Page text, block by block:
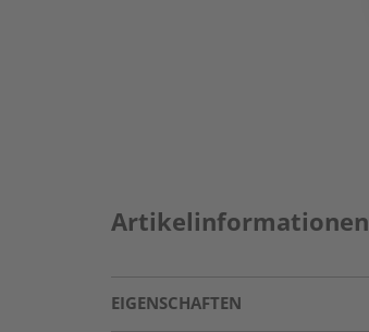
Artikelinformationen
EIGENSCHAFTEN